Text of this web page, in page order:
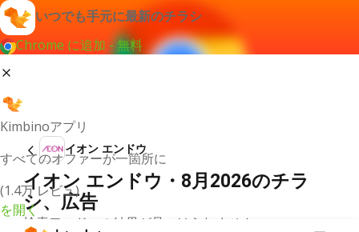
いつでも手元に最新のチラシ
Chrome に追加 - 無料
Kimbinoアプリ
すべてのオファーが一箇所に
(1.4万 レビュ)
を開く
イオン エンドウ
イオン エンドウ・8月2026のチラ
シ、広告
検索ワードへの結果が見つけられません。